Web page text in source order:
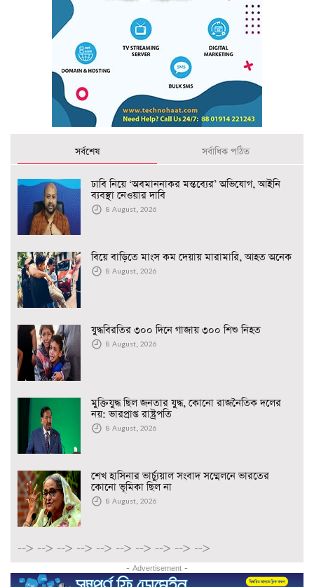
সর্বশেষ সর্বাধিক পঠিত
ঢাবি নিয়ে ‘অবমাননাকর মন্তব্যের’ অভিযোগ, আইনি
ব্যবস্থা নেওয়ার দাবি
8 August, 2026
বিয়ে বাড়িতে মাংস কম দেয়ায় মারামারি, আহত অনেক
8 August, 2026
যুদ্ধবিরতির ৩০০ দিনে গাজায় ৩০০ শিশু নিহত
8 August, 2026
মুক্তিযুদ্ধ ছিল জনতার যুদ্ধ, কোনো রাজনৈতিক দলের
নয়: ভারপ্রাপ্ত রাষ্ট্রপতি
8 August, 2026
শেখ হাসিনার ভার্চ্যুয়াল সংবাদ সম্মেলনে ভারতের
কোনো ভূমিকা ছিল না
8 August, 2026
--> --> --> --> --> --> --> --> --> -->
- Advertisement -